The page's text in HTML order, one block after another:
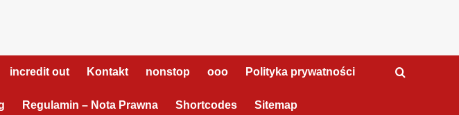
incredit out Kontakt nonstop ooo Polityka prywatności
Regulamin – Nota Prawna Shortcodes Sitemap